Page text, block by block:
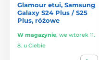
Glamour etui, Samsung
Galaxy S24 Plus / S25
Plus, różowe
W magazynie, we wtorek 11.
8. u Ciebie